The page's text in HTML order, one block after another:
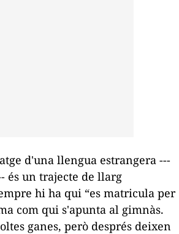
d'una llengua estrangera ---
és un trajecte de llarg
hi ha qui “es matricula per
com qui s'apunta al gimnàs.
ganes, però després deixen